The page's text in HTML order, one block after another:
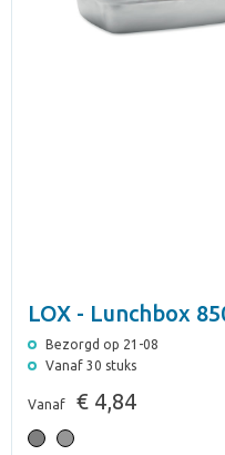
LOX - Lunchbox
Bezorgd op 21-08
Vanaf 30 stuks
Vanaf € 4,84